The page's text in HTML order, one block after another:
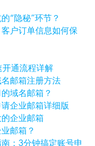
“隐秘”环节？
户订单信息如何保
通流程详解
邮箱注册方法
域名邮箱？
企业邮箱详细版
企业邮箱
邮箱？
：3分钟搞定账号申